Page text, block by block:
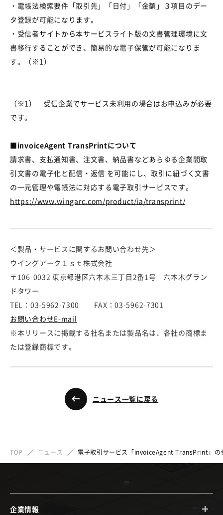
・電帳法検索要件「取引先」「日付」「金額」３項目のデー
タ登録が可能になります。
・受信者サイトから本サービスライト版の文書管理環境に文
書移行することができ、簡易的な電子保管が可能になりま
す。（※ 1）
（※1）
受信企業でサービス未利用の場合はお申込みが必要
です。
■invoiceAgent TransPrintについて
請求書、支払通知書、注文書、納品書などあらゆる企業間取
引文書の電子化と配信・返信 を可能にし、取引に紐づく文書
の一元管理や電帳法に対応する電子取引サービスです。
https://www.wingarc.com/product/ia/transprint/
＜製品・サービスに関するお問い合わせ先＞
ウイングアーク１ｓｔ株式会社
〒106-0032 東京都港区六本木三丁目2番1号 六本木グラン
ドタワー
TEL：03-5962-7300 FAX：03-5962-7301
お問い合わせE-mail
※本リリースに掲載する社名または製品名は、各社の商標ま
たは登録商標です。
ニュース一覧に戻る
TOP ニュース 電子取引サービス「invoiceAgent TransPrint」の
企業情報